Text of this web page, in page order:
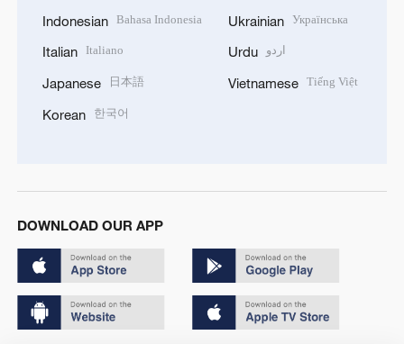
Indonesian Bahasa Indonesia
Italian Italiano
Japanese 日本語
Korean 한국어
Ukrainian Українська
Urdu اردو
Vietnamese Tiếng Việt
DOWNLOAD OUR APP